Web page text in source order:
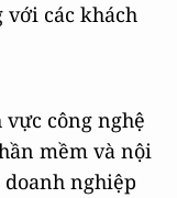
các khách
công nghệ
mềm và nội
doanh nghiệp